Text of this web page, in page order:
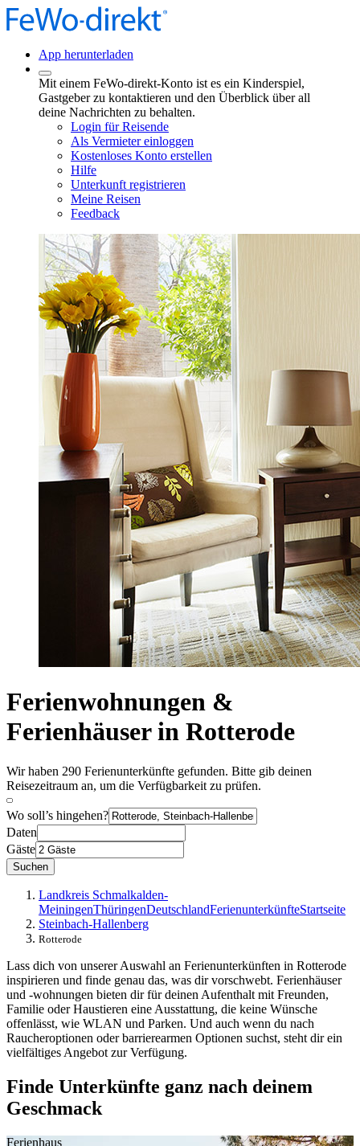
App herunterladen
Mit einem FeWo-direkt-Konto ist es ein Kinderspiel,
Gastgeber zu kontaktieren und den Überblick über all
deine Nachrichten zu behalten.
Login für Reisende
Als Vermieter einloggen
Kostenloses Konto erstellen
Hilfe
Unterkunft registrieren
Meine Reisen
Feedback
Ferienwohnungen &
Ferienhäuser in Rotterode
Wir haben 290 Ferienunterkünfte gefunden. Bitte gib deinen
Reisezeitraum an, um die Verfügbarkeit zu prüfen.
Wo soll’s hingehen?
Daten
Gäste
Suchen
Landkreis Schmalkalden-
MeiningenThüringenDeutschlandFerienunterkünfteStartseite
Steinbach-Hallenberg
Rotterode
Lass dich von unserer Auswahl an Ferienunterkünften in Rotterode
inspirieren und finde genau das, was dir vorschwebt. Ferienhäuser
und -wohnungen bieten dir für deinen Aufenthalt mit Freunden,
Familie oder Haustieren eine Ausstattung, die keine Wünsche
offenlässt, wie WLAN und Parken. Und auch wenn du nach
Raucheroptionen oder barrierearmen Optionen suchst, steht dir ein
vielfältiges Angebot zur Verfügung.
Finde Unterkünfte ganz nach deinem
Geschmack
Ferienhaus